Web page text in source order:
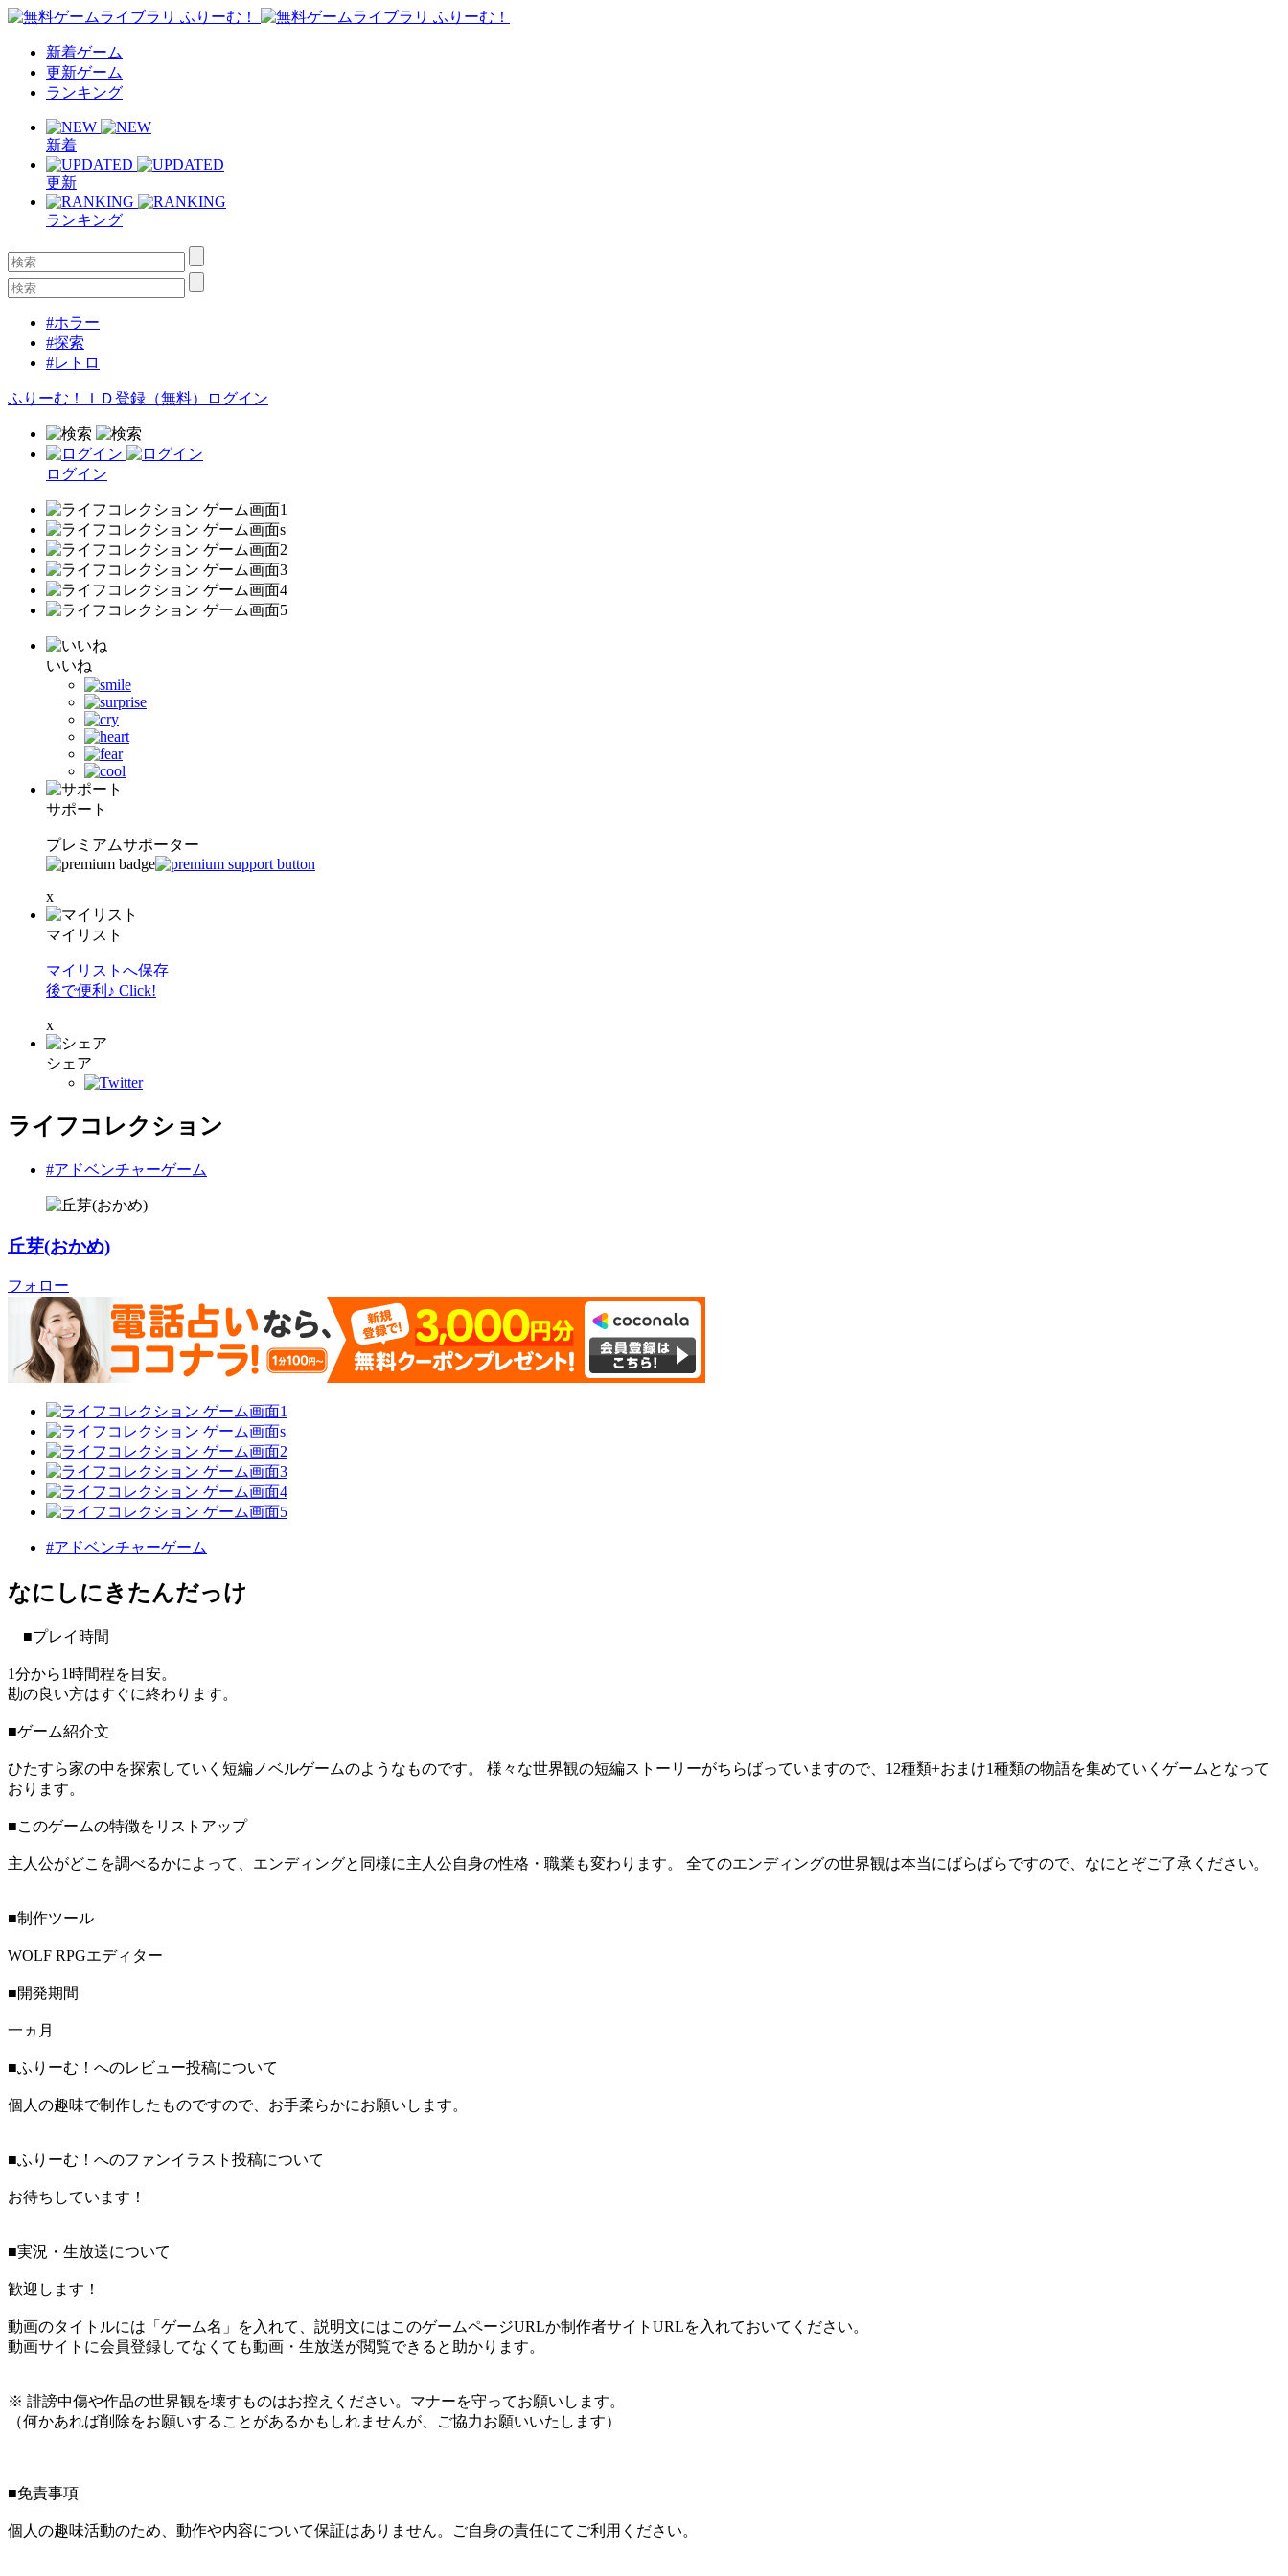
新着ゲーム
更新ゲーム
ランキング
新着
更新
ランキング
#ホラー
#探索
#レトロ
ふりーむ！ＩＤ登録（無料） ログイン
ログイン
いいね
サポート
プレミアムサポーター
x
マイリスト
マイリストへ保存
後で便利♪ Click!
x
シェア
ライフコレクション
#アドベンチャーゲーム
丘芽(おかめ)
フォロー
#アドベンチャーゲーム
なにしにきたんだっけ
■プレイ時間
1分から1時間程を目安。
勘の良い方はすぐに終わります。
■ゲーム紹介文
ひたすら家の中を探索していく短編ノベルゲームのようなものです。 様々な世界観の短編ストーリーがちらばっていますので、12種類+おまけ1種類の物語を集めていくゲームとなって
おります。
■このゲームの特徴をリストアップ
主人公がどこを調べるかによって、エンディングと同様に主人公自身の性格・職業も変わります。 全てのエンディングの世界観は本当にばらばらですので、なにとぞご了承ください。
■制作ツール
WOLF RPGエディター
■開発期間
一ヵ月
■ふりーむ！へのレビュー投稿について
個人の趣味で制作したものですので、お手柔らかにお願いします。
■ふりーむ！へのファンイラスト投稿について
お待ちしています！
■実況・生放送について
歓迎します！
動画のタイトルには「ゲーム名」を入れて、説明文にはこのゲームページURLか制作者サイトURLを入れておいてください。
動画サイトに会員登録してなくても動画・生放送が閲覧できると助かります。
※ 誹謗中傷や作品の世界観を壊すものはお控えください。マナーを守ってお願いします。
（何かあれば削除をお願いすることがあるかもしれませんが、ご協力お願いいたします）
■免責事項
個人の趣味活動のため、動作や内容について保証はありません。ご自身の責任にてご利用ください。